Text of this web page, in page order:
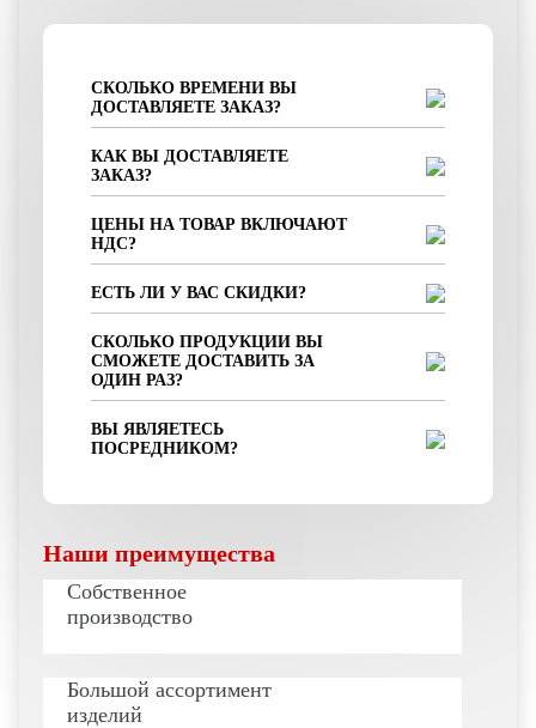
СКОЛЬКО ВРЕМЕНИ ВЫ
ДОСТАВЛЯЕТЕ ЗАКАЗ?
КАК ВЫ ДОСТАВЛЯЕТЕ
ЗАКАЗ?
ЦЕНЫ НА ТОВАР ВКЛЮЧАЮТ
НДС?
ЕСТЬ ЛИ У ВАС СКИДКИ?
СКОЛЬКО ПРОДУКЦИИ ВЫ
СМОЖЕТЕ ДОСТАВИТЬ ЗА
ОДИН РАЗ?
ВЫ ЯВЛЯЕТЕСЬ
ПОСРЕДНИКОМ?
Наши преимущества
Собственное
производство
Большой ассортимент
изделий